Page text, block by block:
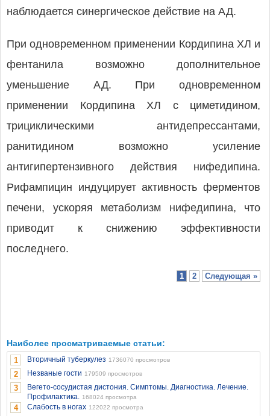
наблюдается синергическое действие на АД.
При одновременном применении Кордипина ХЛ и
фентанила возможно дополнительное
уменьшение АД. При одновременном
применении Кордипина ХЛ с циметидином,
трициклическими антидепрессантами,
ранитидином возможно усиление
антигипертензивного действия нифедипина.
Рифампицин индуцирует активность ферментов
печени, ускоряя метаболизм нифедипина, что
приводит к снижению эффективности
последнего.
1 2 Следующая »
Наиболее просматриваемые статьи:
1 Вторичный туберкулез 1736070 просмотров
2 Незваные гости 179509 просмотров
3
Вегето-сосудистая дистония. Симптомы. Диагностика. Лечение.
Профилактика. 168024 просмотра
4 Слабость в ногах 122022 просмотра